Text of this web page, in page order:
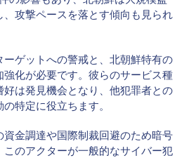
攻撃ペースを落とす傾向も見られ
ゲットへの警戒と、北朝鮮特有の
化が必要です。彼らのサービス種
は発見機会となり、他犯罪者との
特定に役立ちます。
金調達や国際制裁回避のため暗号
のアクターが一般的なサイバー犯